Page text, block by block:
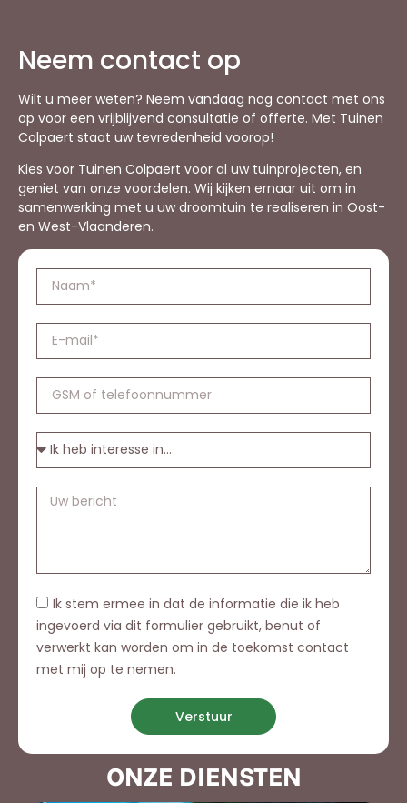
Neem contact op
Wilt u meer weten? Neem vandaag nog contact met ons
op voor een vrijblijvend consultatie of offerte. Met Tuinen
Colpaert staat uw tevredenheid voorop!
Kies voor Tuinen Colpaert voor al uw tuinprojecten, en
geniet van onze voordelen. Wij kijken ernaar uit om in
samenwerking met u uw droomtuin te realiseren in Oost-
en West-Vlaanderen.
Ik stem ermee in dat de informatie die ik heb
ingevoerd via dit formulier gebruikt, benut of
verwerkt kan worden om in de toekomst contact
met mij op te nemen.
Verstuur
ONZE DIENSTEN